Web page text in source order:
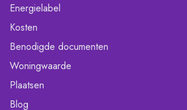
Energielabel
Kosten
Benodigde documenten
Woningwaarde
Plaatsen
Blog